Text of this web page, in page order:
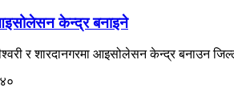
केन्द्र बनाइने
र शारदानगरमा आइसोलेसन केन्द्र बनाउन